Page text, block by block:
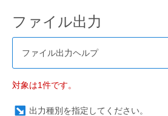
ファイル出力
ファイル出力ヘルプ
対象は1件です。
出力種別を指定してください。